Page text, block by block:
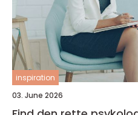
inspiration
03. June 2026